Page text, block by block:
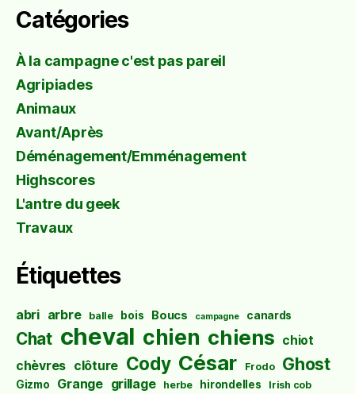
Catégories
À la campagne c'est pas pareil
Agripiades
Animaux
Avant/Après
Déménagement/Emménagement
Highscores
L'antre du geek
Travaux
Étiquettes
abri arbre balle bois Boucs campagne canards
Chat cheval chien chiens chiot
chèvres clôture Cody César Frodo Ghost
Gizmo Grange grillage herbe hirondelles Irish cob